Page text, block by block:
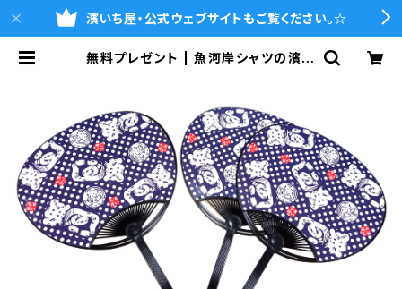
濱いち屋・公式ウェブサイトもご覧ください。☆
無料プレゼント | 魚河岸シャツの濱い